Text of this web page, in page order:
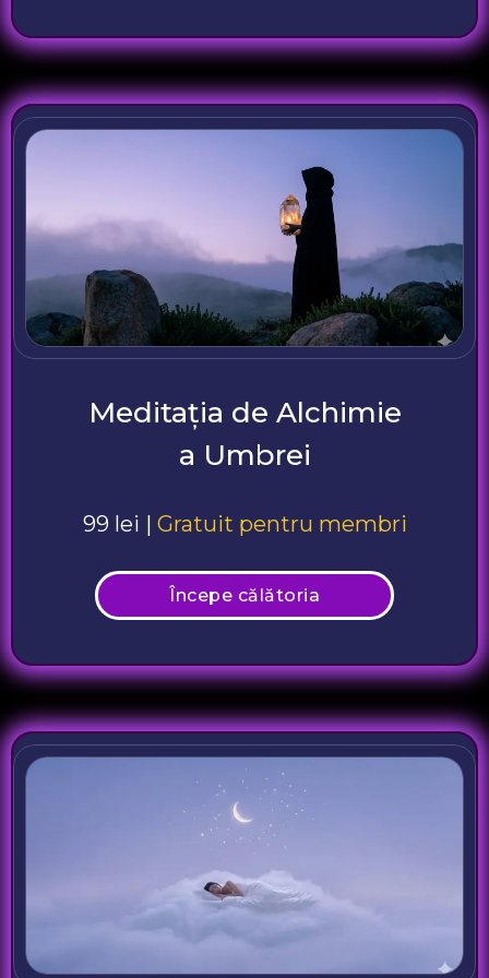
Meditația de Alchimie
a Umbrei
99 lei | Gratuit pentru membri
Începe călătoria